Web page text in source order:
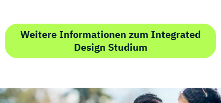
Weitere Informationen zum Integrated
Design Studium